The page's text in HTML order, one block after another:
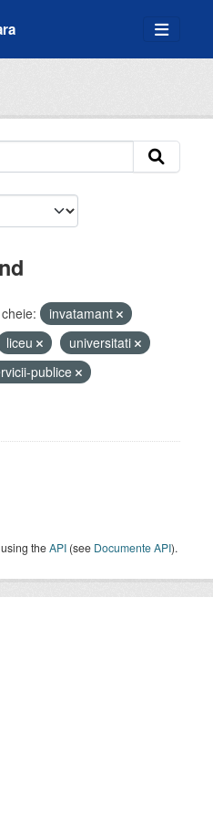
invatamant
liceu
universitati
publice
theAPI (see Documente API).